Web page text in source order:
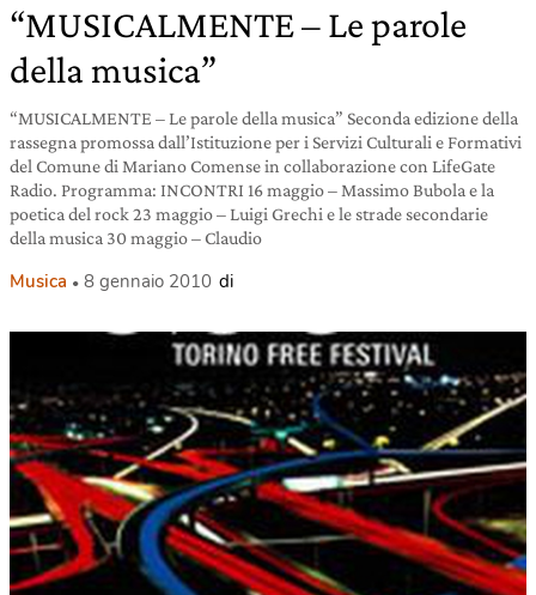
“MUSICALMENTE – Le parole
della musica”
“MUSICALMENTE – Le parole della musica” Seconda edizione della
rassegna promossa dall’Istituzione per i Servizi Culturali e Formativi
del Comune di Mariano Comense in collaborazione con LifeGate
Radio. Programma: INCONTRI 16 maggio – Massimo Bubola e la
poetica del rock 23 maggio – Luigi Grechi e le strade secondarie
della musica 30 maggio – Claudio
Musica 8 gennaio 2010 di